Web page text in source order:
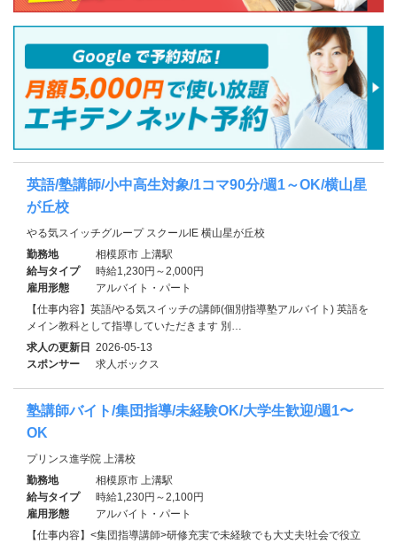
英語/塾講師/小中高生対象/1コマ90分/週1～OK/横山星
が丘校
やる気スイッチグループ スクールIE 横山星が丘校
勤務地
相模原市 上溝駅
給与タイプ
時給1,230円～2,000円
雇用形態
アルバイト・パート
【仕事内容】英語/やる気スイッチの講師(個別指導塾アルバイト) 英語を
メイン教科として指導していただきます 別…
求人の更新日 2026-05-13
スポンサー
求人ボックス
塾講師バイト/集団指導/未経験OK/大学生歓迎/週1〜
OK
プリンス進学院 上溝校
勤務地
相模原市 上溝駅
給与タイプ
時給1,230円～2,100円
雇用形態
アルバイト・パート
【仕事内容】<集団指導講師>研修充実で未経験でも大丈夫!社会で役立